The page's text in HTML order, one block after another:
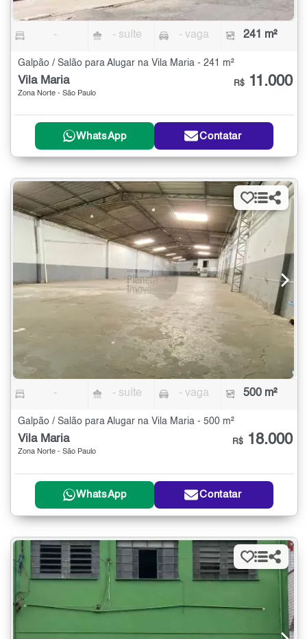
- - suíte - vaga 241 m²
Galpão / Salão para Alugar na Vila Maria - 241 m²
Vila Maria
Zona Norte - São Paulo
R$ 11.000
WhatsApp Contatar
- - suíte - vaga 500 m²
Galpão / Salão para Alugar na Vila Maria - 500 m²
Vila Maria
Zona Norte - São Paulo
R$ 18.000
WhatsApp Contatar